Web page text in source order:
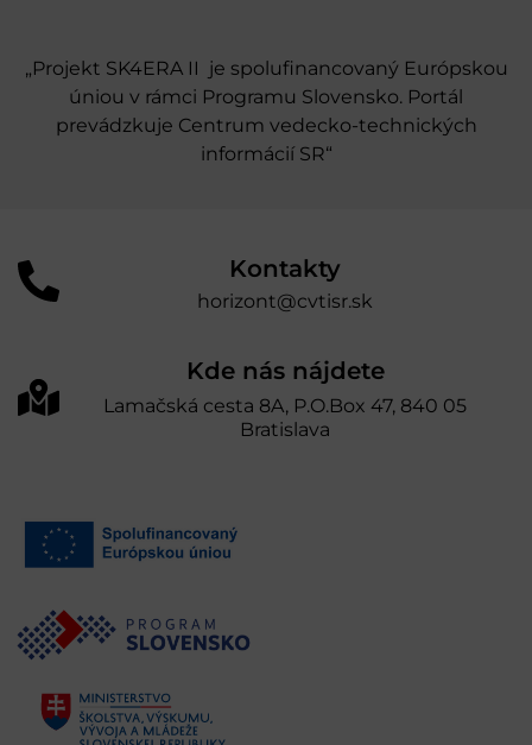
„Projekt SK4ERA II je spolufinancovaný Európskou
úniou v rámci Programu Slovensko. Portál
prevádzkuje Centrum vedecko-technických
informácií SR“
Kontakty
horizont@cvtisr.sk
Kde nás nájdete
Lamačská cesta 8A, P.O.Box 47, 840 05
Bratislava